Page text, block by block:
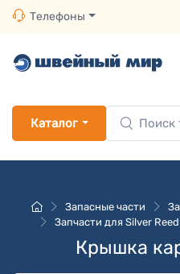
Телефоны
Каталог
Запасные части
Запчасти для Silver
Крышка